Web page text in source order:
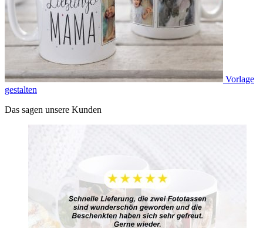
Vorlage
gestalten
Das sagen unsere Kunden